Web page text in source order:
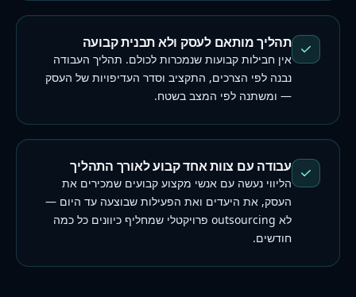
תהליך מותאם לעסק ולא תבנית קבועה
אין חבילות קבועות שנמכרות לכולם. תהליך העבודה
נבנה לפי הצרכים, התקציב וסדר העדיפויות של העסק
— ומשתנה לפי המצב בשטח.
עבודה עם צוות אחד קבוע לאורך התהליך
הליווי נעשה עם אנשי מקצוע קבועים שמכירים את
העסק, את היעדים ואת הפעילות שבוצעה עד היום —
לא outsourcing פרויקטלי שמחליף כיוונים כל כמה
חודשים.